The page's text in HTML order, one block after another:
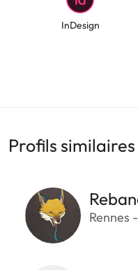
InDesign
Profils similaires
Rennes